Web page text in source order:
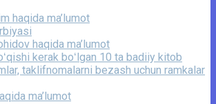
haqida ma’lumot
haqida ma’lumot
kerak boʻlgan 10 ta badiiy kitob
taklifnomalarni bezash uchun ramkalar
ma’lumot